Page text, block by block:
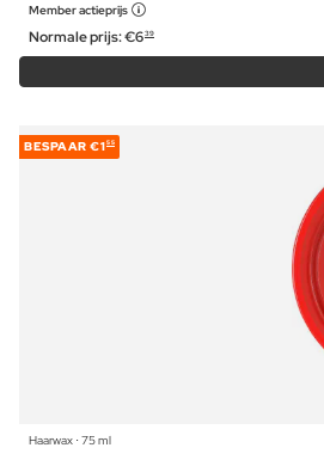
Member actieprijs
Normale prijs:€639
BESPAAR €155
Haarwax ⋅ 75 ml